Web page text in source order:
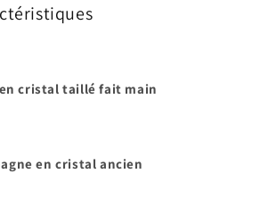
cristal taillé fait main
en cristal ancien